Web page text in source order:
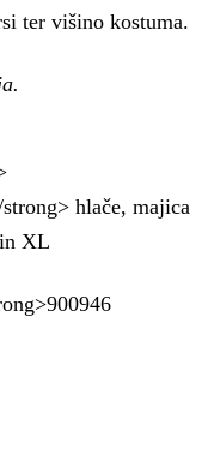
ter višino kostuma.
hlače, majica
XL